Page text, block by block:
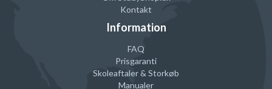
Kontakt
Information
FAQ
Prisgaranti
Skoleaftaler & Storkøb
Manualer